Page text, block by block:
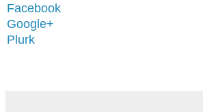
Facebook
Google+
Plurk